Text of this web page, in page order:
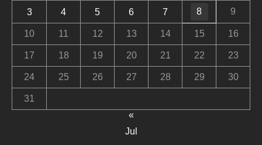
3 4 5 6 7 8 9
10 11 12 13 14 15 16
17 18 19 20 21 22 23
24 25 26 27 28 29 30
31
«
Jul